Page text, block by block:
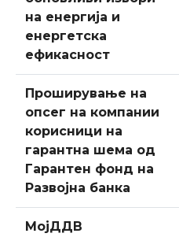
на енергија и
енергетска
ефикасност
Проширување на
опсег на компании
корисници на
гарантна шема од
Гарантен фонд на
Развојна банка
МојДДВ